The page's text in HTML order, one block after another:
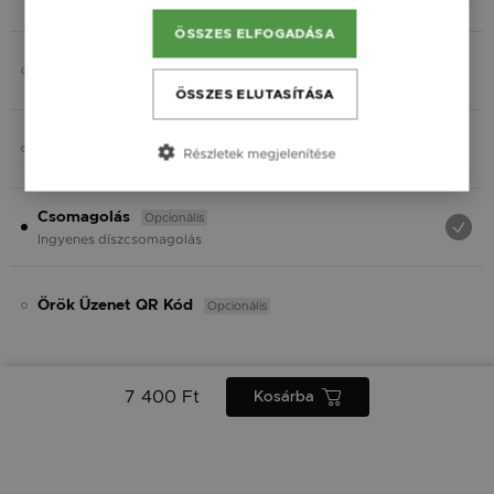
Opcionális
Opcionális
Csomagolás Opcionális
Ingyenes díszcsomagolás
Örök Üzenet QR Kód Opcionális
7 400 Ft Kosárba
ÖSSZES ELFOGADÁSA
ÖSSZES ELUTASÍTÁSA
Részletek megjelenítése